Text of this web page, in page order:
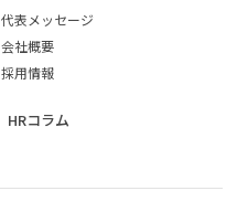
代表メッセージ
会社概要
採用情報
HRコラム